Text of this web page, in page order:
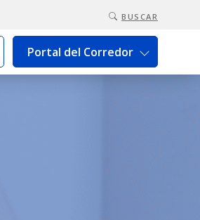
BUSCAR
Portal del Corredor